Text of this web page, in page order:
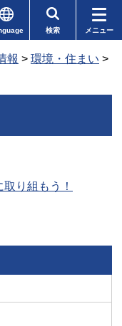
検索 メニュー
報 > 環境・住まい >
取り組もう！